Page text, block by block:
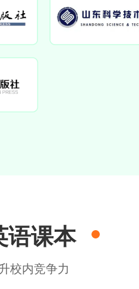
语课本
校内竞争力